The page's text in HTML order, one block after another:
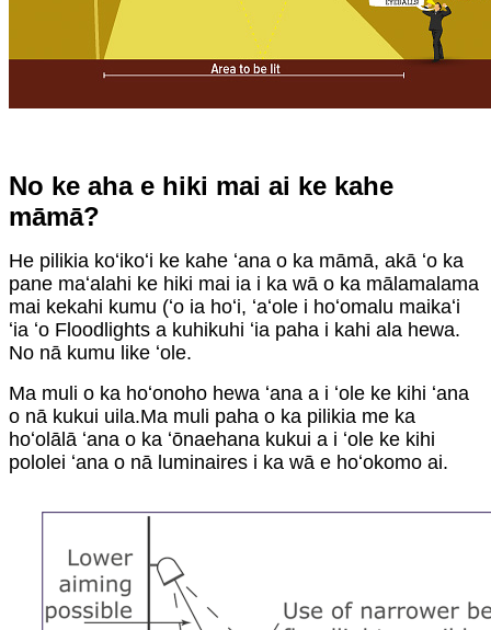
No ke aha e hiki mai ai ke kahe
māmā?
He pilikia koʻikoʻi ke kahe ʻana o ka māmā, akā ʻo ka
pane maʻalahi ke hiki mai ia i ka wā o ka mālamalama
mai kekahi kumu (ʻo ia hoʻi, ʻaʻole i hoʻomalu maikaʻi
ʻia ʻo Floodlights a kuhikuhi ʻia paha i kahi ala hewa.
No nā kumu like ʻole.
Ma muli o ka hoʻonoho hewa ʻana a i ʻole ke kihi ʻana
o nā kukui uila.Ma muli paha o ka pilikia me ka
hoʻolālā ʻana o ka ʻōnaehana kukui a i ʻole ke kihi
pololei ʻana o nā luminaires i ka wā e hoʻokomo ai.